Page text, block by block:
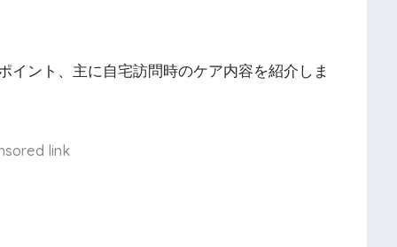
イント、主に自宅訪問時のケア内容を紹介しま
link